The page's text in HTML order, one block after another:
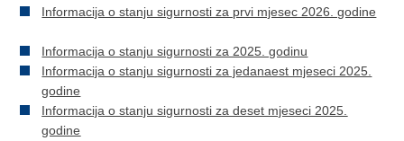
Informacija o stanju sigurnosti za prvi mjesec 2026. godine
​Informacija o stanju sigurnosti za 2025. godinu
Informacija o stanju sigurnosti za jedanaest mjeseci 2025.
godine
Informacija o stanju sigurnosti za deset mjeseci 2025.
godine